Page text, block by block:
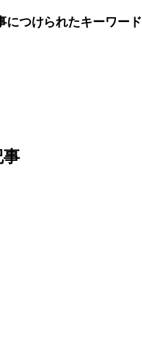
につけられたキーワード